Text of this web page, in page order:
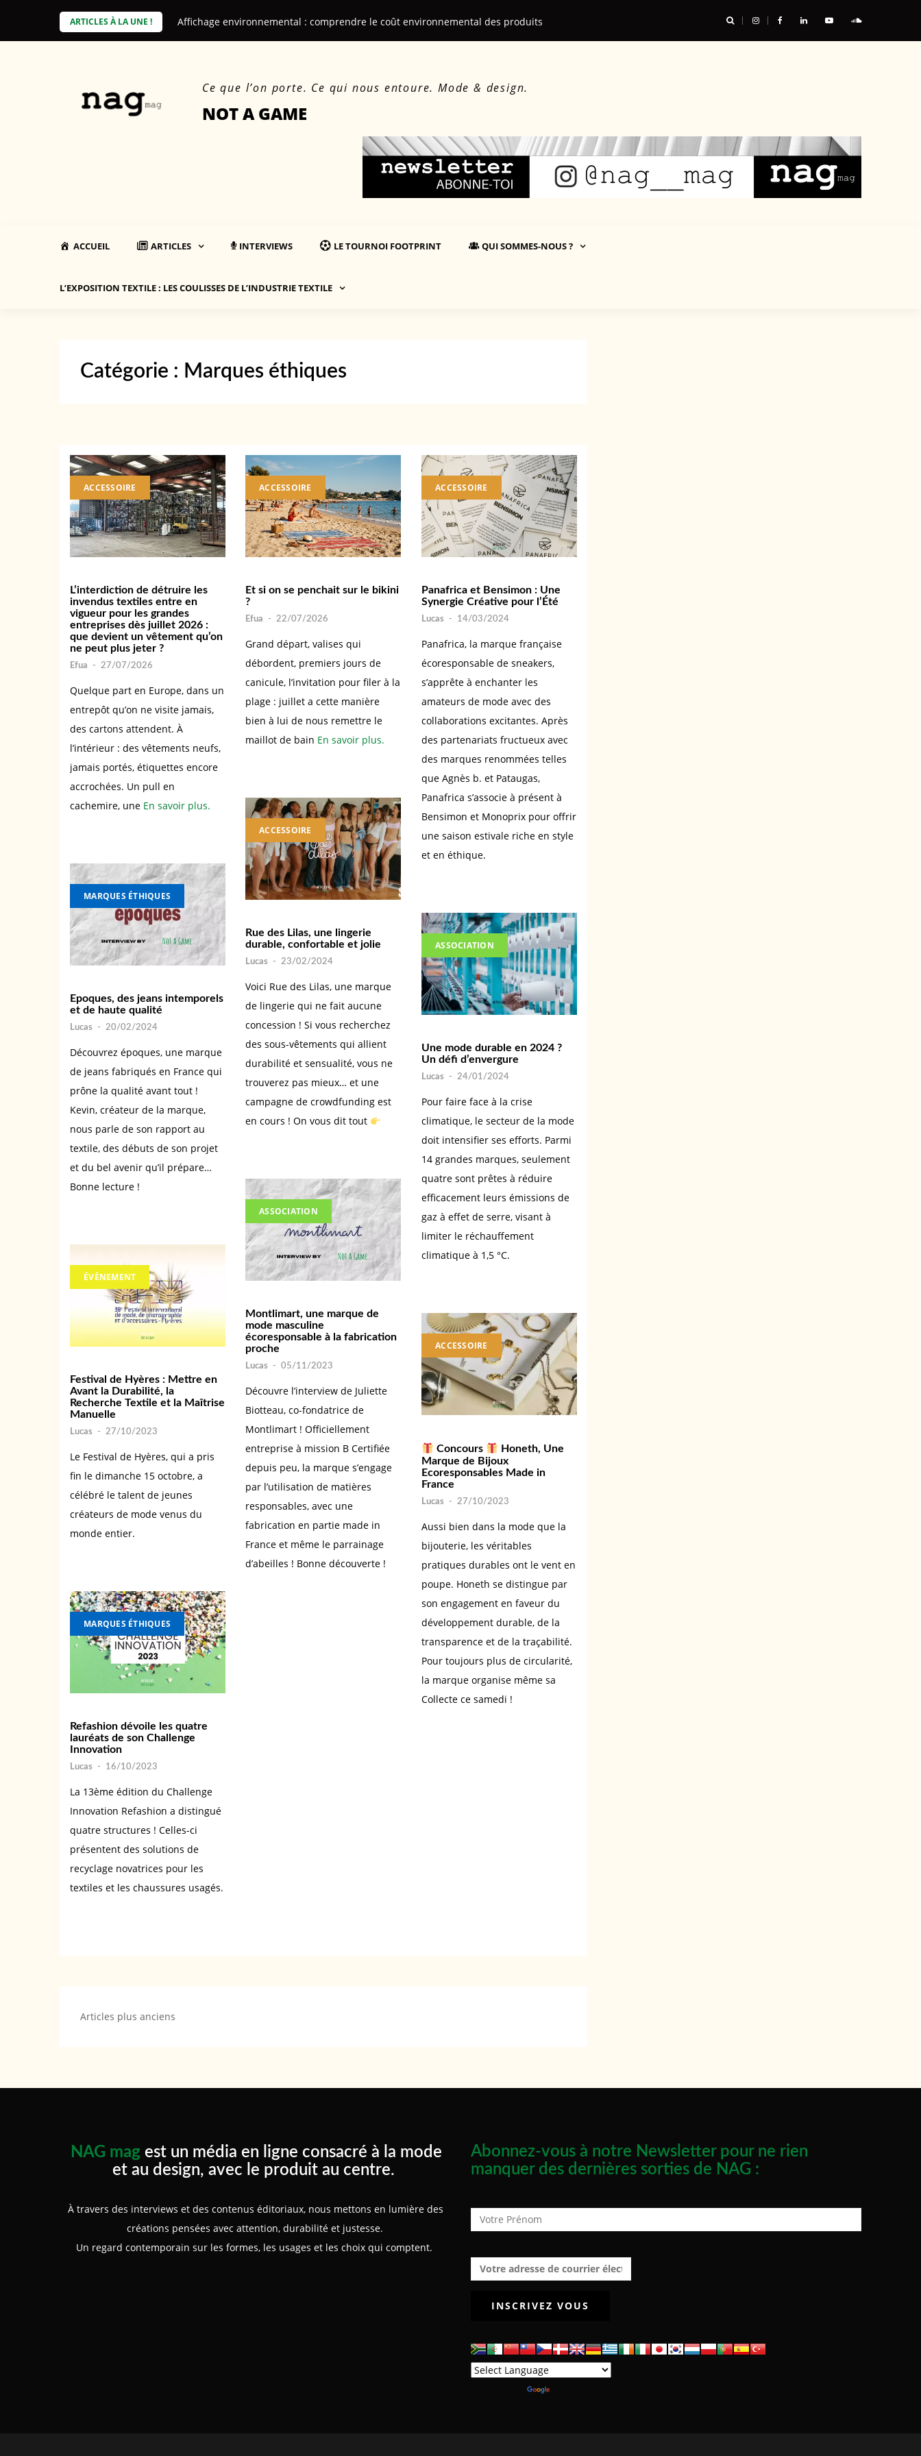
ARTICLES À LA UNE ! Affichage environnemental : comprendre le coût environnemental des produits Martin Sallières : les chaussures ont leur mot à dire
Ce que l’on porte. Ce qui nous entoure. Mode & design.
NOT A GAME
ACCUEIL ARTICLES INTERVIEWS LE TOURNOI FOOTPRINT QUI SOMMES-NOUS ?
L’EXPOSITION TEXTILE : LES COULISSES DE L’INDUSTRIE TEXTILE
Catégorie : Marques éthiques
ACCESSOIRE
L’interdiction de détruire les
invendus textiles entre en
vigueur pour les grandes
entreprises dès juillet 2026 :
que devient un vêtement qu’on
ne peut plus jeter ?
Efua - 27/07/2026
Quelque part en Europe, dans un
entrepôt qu’on ne visite jamais,
des cartons attendent. À
l’intérieur : des vêtements neufs,
jamais portés, étiquettes encore
accrochées. Un pull en
cachemire, une En savoir plus.
ACCESSOIRE
Et si on se penchait sur le bikini
?
Efua - 22/07/2026
Grand départ, valises qui
débordent, premiers jours de
canicule, l’invitation pour filer à la
plage : juillet a cette manière
bien à lui de nous remettre le
maillot de bain En savoir plus.
ACCESSOIRE
Panafrica et Bensimon : Une
Synergie Créative pour l’Été
Lucas - 14/03/2024
Panafrica, la marque française
écoresponsable de sneakers,
s’apprête à enchanter les
amateurs de mode avec des
collaborations excitantes. Après
des partenariats fructueux avec
des marques renommées telles
que Agnès b. et Pataugas,
Panafrica s’associe à présent à
Bensimon et Monoprix pour offrir
une saison estivale riche en style
et en éthique.
ACCESSOIRE
Rue des Lilas, une lingerie
durable, confortable et jolie
Lucas - 23/02/2024
Voici Rue des Lilas, une marque
de lingerie qui ne fait aucune
concession ! Si vous recherchez
des sous-vêtements qui allient
durabilité et sensualité, vous ne
trouverez pas mieux… et une
campagne de crowdfunding est
en cours ! On vous dit tout
MARQUES ÉTHIQUES
Epoques, des jeans intemporels
et de haute qualité
Lucas - 20/02/2024
Découvrez époques, une marque
de jeans fabriqués en France qui
prône la qualité avant tout !
Kevin, créateur de la marque,
nous parle de son rapport au
textile, des débuts de son projet
et du bel avenir qu’il prépare…
Bonne lecture !
ASSOCIATION
Une mode durable en 2024 ?
Un défi d’envergure
Lucas - 24/01/2024
Pour faire face à la crise
climatique, le secteur de la mode
doit intensifier ses efforts. Parmi
14 grandes marques, seulement
quatre sont prêtes à réduire
efficacement leurs émissions de
gaz à effet de serre, visant à
limiter le réchauffement
climatique à 1,5 °C.
ASSOCIATION
Montlimart, une marque de
mode masculine
écoresponsable à la fabrication
proche
Lucas - 05/11/2023
Découvre l’interview de Juliette
Biotteau, co-fondatrice de
Montlimart ! Officiellement
entreprise à mission B Certifiée
depuis peu, la marque s’engage
par l’utilisation de matières
responsables, avec une
fabrication en partie made in
France et même le parrainage
d’abeilles ! Bonne découverte !
ÉVÈNEMENT
Festival de Hyères : Mettre en
Avant la Durabilité, la
Recherche Textile et la Maîtrise
Manuelle
Lucas - 27/10/2023
Le Festival de Hyères, qui a pris
fin le dimanche 15 octobre, a
célébré le talent de jeunes
créateurs de mode venus du
monde entier.
ACCESSOIRE
Concours
Honeth, Une
Marque de Bijoux
Ecoresponsables Made in
France
Lucas - 27/10/2023
Aussi bien dans la mode que la
bijouterie, les véritables
pratiques durables ont le vent en
poupe. Honeth se distingue par
son engagement en faveur du
développement durable, de la
transparence et de la traçabilité.
Pour toujours plus de circularité,
la marque organise même sa
Collecte ce samedi !
MARQUES ÉTHIQUES
Refashion dévoile les quatre
lauréats de son Challenge
Innovation
Lucas - 16/10/2023
La 13ème édition du Challenge
Innovation Refashion a distingué
quatre structures ! Celles-ci
présentent des solutions de
recyclage novatrices pour les
textiles et les chaussures usagés.
Navigation
Articles plus anciens
NAG mag est un média en ligne consacré à la mode
et au design, avec le produit au centre.
À travers des interviews et des contenus éditoriaux, nous mettons en lumière des
créations pensées avec attention, durabilité et justesse.
Un regard contemporain sur les formes, les usages et les choix qui comptent.
Abonnez-vous à notre Newsletter pour ne rien
manquer des dernières sorties de NAG :